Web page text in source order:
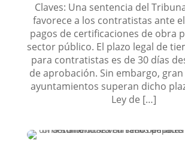
Claves: Una sentencia del
favorece a los contratistas ante
pagos de certificaciones de obra
sector público. El plazo legal de
para contratistas es de 30 días
de aprobación. Sin embargo,
ayuntamientos superan dicho
Ley de […]